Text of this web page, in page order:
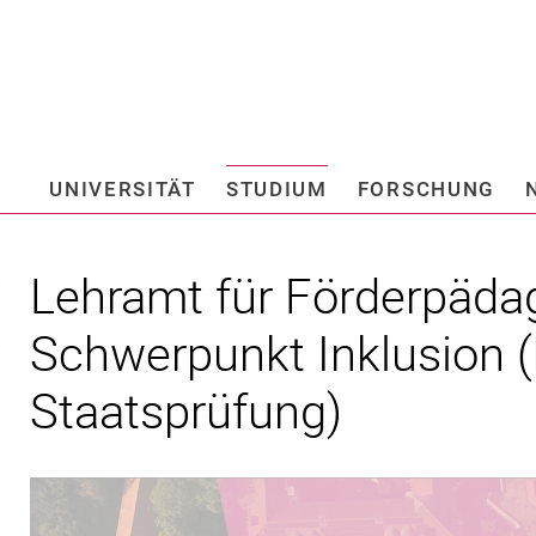
Springe direkt zu:
UNIVERSITÄT STUDIUM FORSCHUNG
Lehramt für
Schwerpunkt Inklusion
Staatsprüfung)